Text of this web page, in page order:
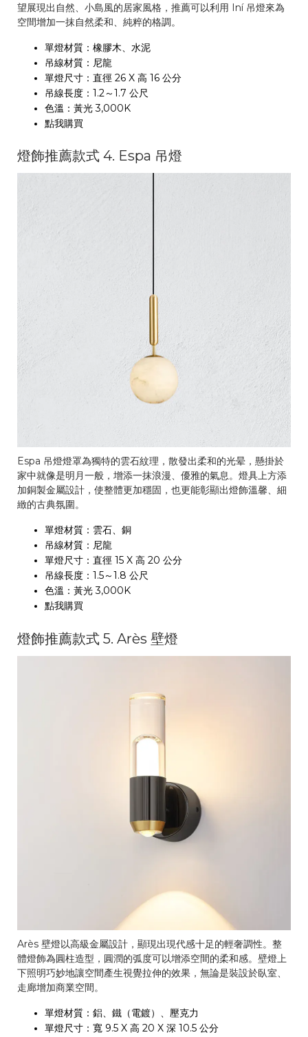
望展現出自然、小島風的居家風格，推薦可以利用 Iní 吊燈來為
空間增加一抹自然柔和、純粹的格調。
單燈材質：橡膠木、水泥
吊線材質：尼龍
單燈尺寸：直徑 26 X 高 16 公分
吊線長度：1.2～1.7 公尺
色溫：黃光 3,000K
點我購買
燈飾推薦款式 4. Espa 吊燈
Espa 吊燈燈罩為獨特的雲石紋理，散發出柔和的光晕，懸掛於
家中就像是明月一般，增添一抹浪漫、優雅的氣息。燈具上方添
加銅製金屬設計，使整體更加穩固，也更能彰顯出燈飾溫馨、細
緻的古典氛圍。
單燈材質：雲石、銅
吊線材質：尼龍
單燈尺寸：直徑 15 X 高 20 公分
吊線長度：1.5～1.8 公尺
色溫：黃光 3,000K
點我購買
燈飾推薦款式 5. Arès 壁燈
Arès 壁燈以高級金屬設計，顯現出現代感十足的輕奢調性。整
體燈飾為圓柱造型，圓潤的弧度可以增添空間的柔和感。壁燈上
下照明巧妙地讓空間產生視覺拉伸的效果，無論是裝設於臥室、
走廊增加商業空間。
單燈材質：鋁、鐵（電鍍）、壓克力
單燈尺寸：寬 9.5 X 高 20 X 深 10.5 公分